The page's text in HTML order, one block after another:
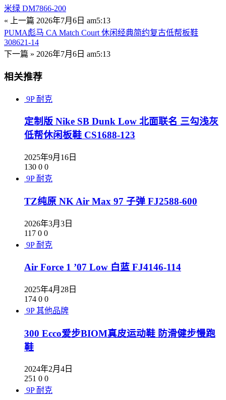
米绿 DM7866-200
« 上一篇 2026年7月6日 am5:13
PUMA彪马 CA Match Court 休闲经典简约复古低帮板鞋
308621-14
下一篇 » 2026年7月6日 am5:13
相关推荐
9P 耐克
定制版 Nike SB Dunk Low 北面联名 三勾浅灰
低帮休闲板鞋 CS1688-123
2025年9月16日
130 0 0
9P 耐克
TZ纯原 NK Air Max 97 子弹 FJ2588-600
2026年3月3日
117 0 0
9P 耐克
Air Force 1 ’07 Low 白蓝 FJ4146-114
2025年4月28日
174 0 0
9P 其他品牌
300 Ecco爱步BIOM真皮运动鞋 防滑健步慢跑
鞋
2024年2月4日
251 0 0
9P 耐克